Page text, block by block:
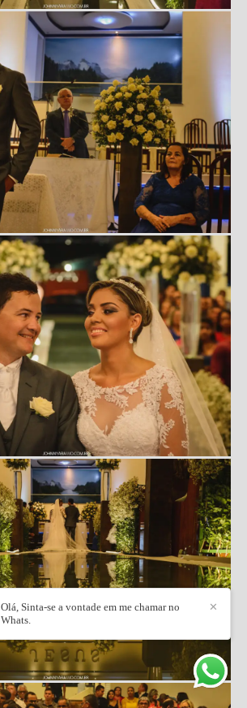
✕
Olá, Sinta-se a vontade em me chamar no
Whats.